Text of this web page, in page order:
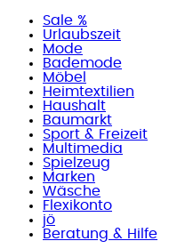
Sale %
Urlaubszeit
Mode
Bademode
Möbel
Heimtextilien
Haushalt
Baumarkt
Sport & Freizeit
Multimedia
Spielzeug
Marken
Wäsche
Flexikonto
jö
Beratung & Hilfe